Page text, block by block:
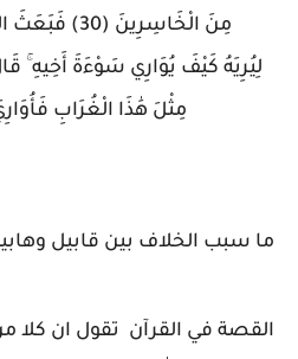
مِنَ
لِيُرِيَهُ كَيْفَ يُوَارِي سَوْءَةَ أَخِيهِ
مِثْلَ هَٰذَا الْغُرَابِ
ما سبب الخلاف بين قابيل
القصة في القرآن تقول ان كلا